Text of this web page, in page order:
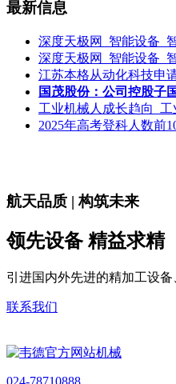
最新信息
深度天极网_智能设备_
深度天极网_智能设备_
江苏本格从动化科技申
国茂股份：公司控股子
工业机械人成长趋向_
2025年高考登科人数前
航天品质 | 构筑未来
领先设备 精益求精
引进国内外先进的精加工设
联系我们
024-78710888